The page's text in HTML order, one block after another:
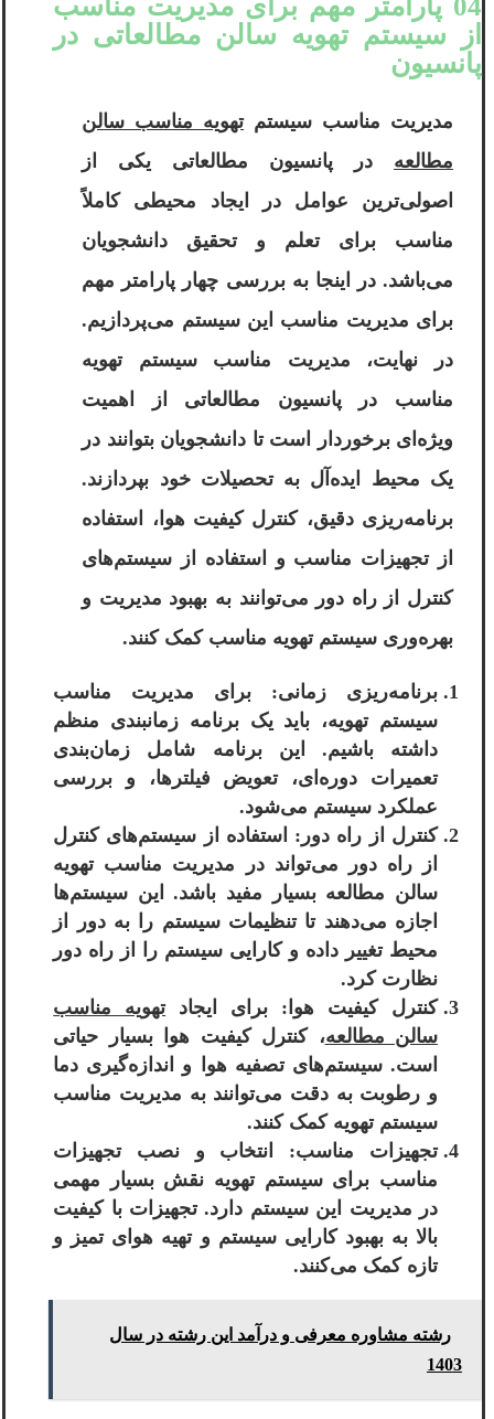
04 پارامتر مهم برای مدیریت مناسب
از سیستم تهویه سالن مطالعاتی در
پانسیون
مدیریت مناسب سیستمتهویه مناسب سالن
مطالعه در پانسیون مطالعاتی یکی از
اصولی‌ترین عوامل در ایجاد محیطی کاملاً
مناسب برای تعلم و تحقیق دانشجویان
می‌باشد. در اینجا به بررسی چهار پارامتر مهم
برای مدیریت مناسب این سیستم می‌پردازیم.
در نهایت، مدیریت مناسب سیستم تهویه
مناسب در پانسیون مطالعاتی از اهمیت
ویژه‌ای برخوردار است تا دانشجویان بتوانند در
یک محیط ایده‌آل به تحصیلات خود بپردازند.
برنامه‌ریزی دقیق، کنترل کیفیت هوا، استفاده
از تجهیزات مناسب و استفاده از سیستم‌های
کنترل از راه دور می‌توانند به بهبود مدیریت و
بهره‌وری سیستم تهویه مناسب کمک کنند.
برنامه‌ریزی زمانی: برای مدیریت مناسب
سیستم تهویه، باید یک برنامه زمانبندی منظم
داشته باشیم. این برنامه شامل زمان‌بندی
تعمیرات دوره‌ای، تعویض فیلترها، و بررسی
عملکرد سیستم می‌شود.
کنترل از راه دور: استفاده از سیستم‌های کنترل
از راه دور می‌تواند در مدیریت مناسب تهویه
سالن مطالعه بسیار مفید باشد. این سیستم‌ها
اجازه می‌دهند تا تنظیمات سیستم را به دور از
محیط تغییر داده و کارایی سیستم را از راه دور
نظارت کرد.
کنترل کیفیت هوا: برای ایجادتهویه مناسب
سالن مطالعه، کنترل کیفیت هوا بسیار حیاتی
است. سیستم‌های تصفیه هوا و اندازه‌گیری دما
و رطوبت به دقت می‌توانند به مدیریت مناسب
سیستم تهویه کمک کنند.
تجهیزات مناسب: انتخاب و نصب تجهیزات
مناسب برای سیستم تهویه نقش بسیار مهمی
در مدیریت این سیستم دارد. تجهیزات با کیفیت
بالا به بهبود کارایی سیستم و تهیه هوای تمیز و
تازه کمک می‌کنند.
رشته مشاوره معرفی و درآمد این رشته در سال
1403